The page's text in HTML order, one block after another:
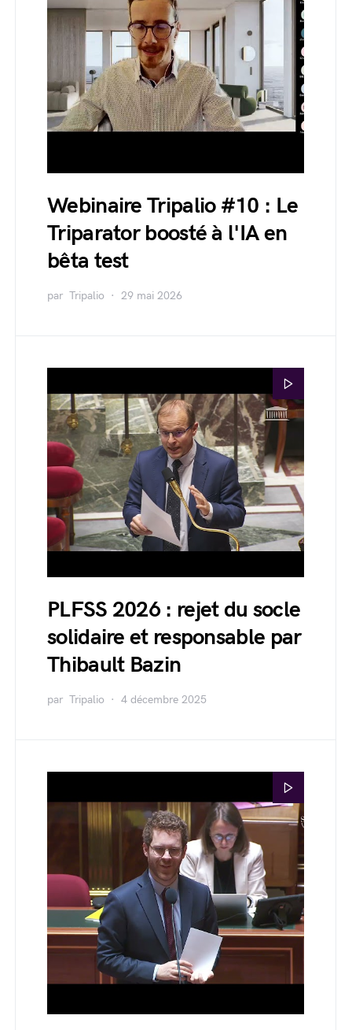
Webinaire Tripalio #10 : Le
Triparator boosté à l'IA en
bêta test
par Tripalio 29 mai 2026
PLFSS 2026 : rejet du socle
solidaire et responsable par
Thibault Bazin
par Tripalio 4 décembre 2025